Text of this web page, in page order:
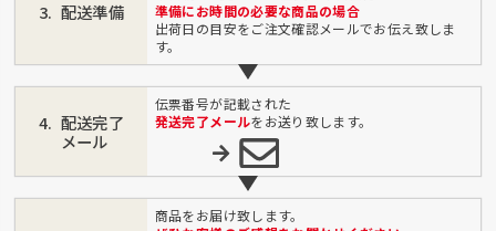
配送準備
準備にお時間の必要な商品の場合
出荷日の目安をご注文確認メールでお伝え致しま
す。
配送完了
メール
伝票番号が記載された
発送完了メールをお送り致します。
商品をお届け致します。